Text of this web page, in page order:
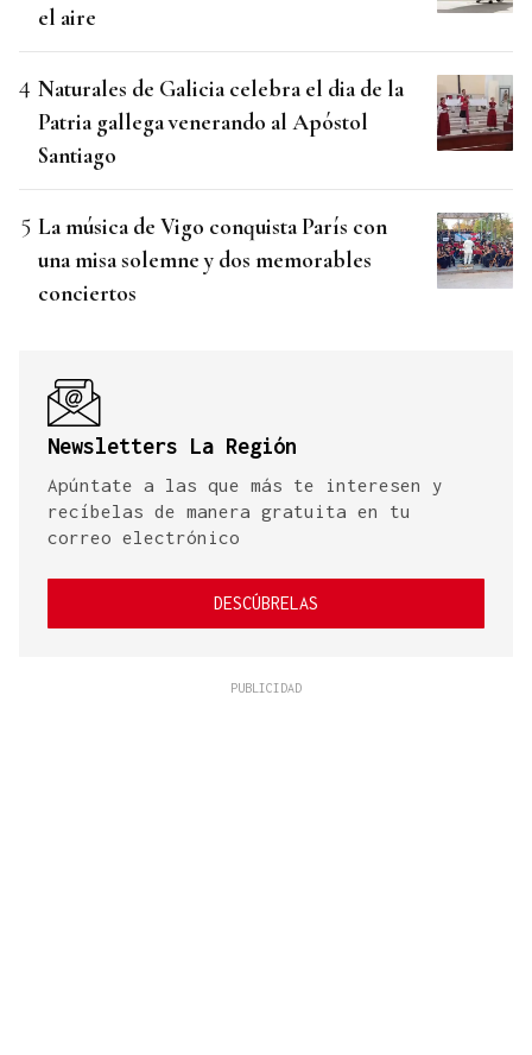
el aire
Naturales de Galicia celebra el dia de la
Patria gallega venerando al Apóstol
Santiago
La música de Vigo conquista París con
una misa solemne y dos memorables
conciertos
Newsletters La Región
Apúntate a las que más te interesen y
recíbelas de manera gratuita en tu
correo electrónico
DESCÚBRELAS